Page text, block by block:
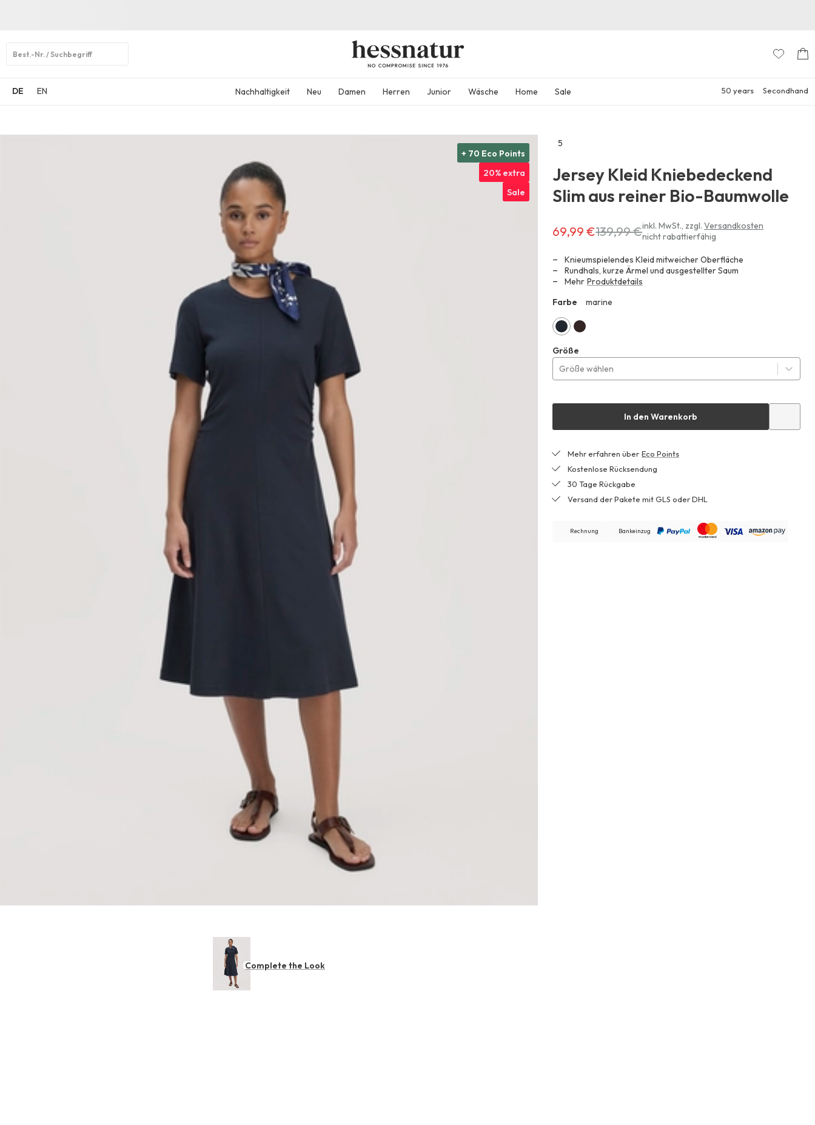
DE
EN Nachhaltigkeit Neu Damen Herren Junior Wäsche Home Sale 50 years Secondhand
+ 70 Eco Points
20% extra
Sale
Zu
Reviews
5
Jersey Kleid Kniebedeckend
Slim aus reiner Bio-Baumwolle
Erhältlich
für
anstatt
139,99 €
69,99 €139,99 €inkl. MwSt.,zzgl. Versandkosten
nicht rabattierfähig
Knieumspielendes Kleid mitweicher Oberfläche
Rundhals, kurze Ärmel und ausgestellter Saum
Mehr Produktdetails
Farbe
marine
braun
Größe
Größe wählen
In den Warenkorb
Mehr erfahren über Eco Points
Kostenlose Rücksendung
30 Tage Rückgabe
Versand der Pakete mit GLS oder DHL
Rechnung Bankeinzug
Complete the Look